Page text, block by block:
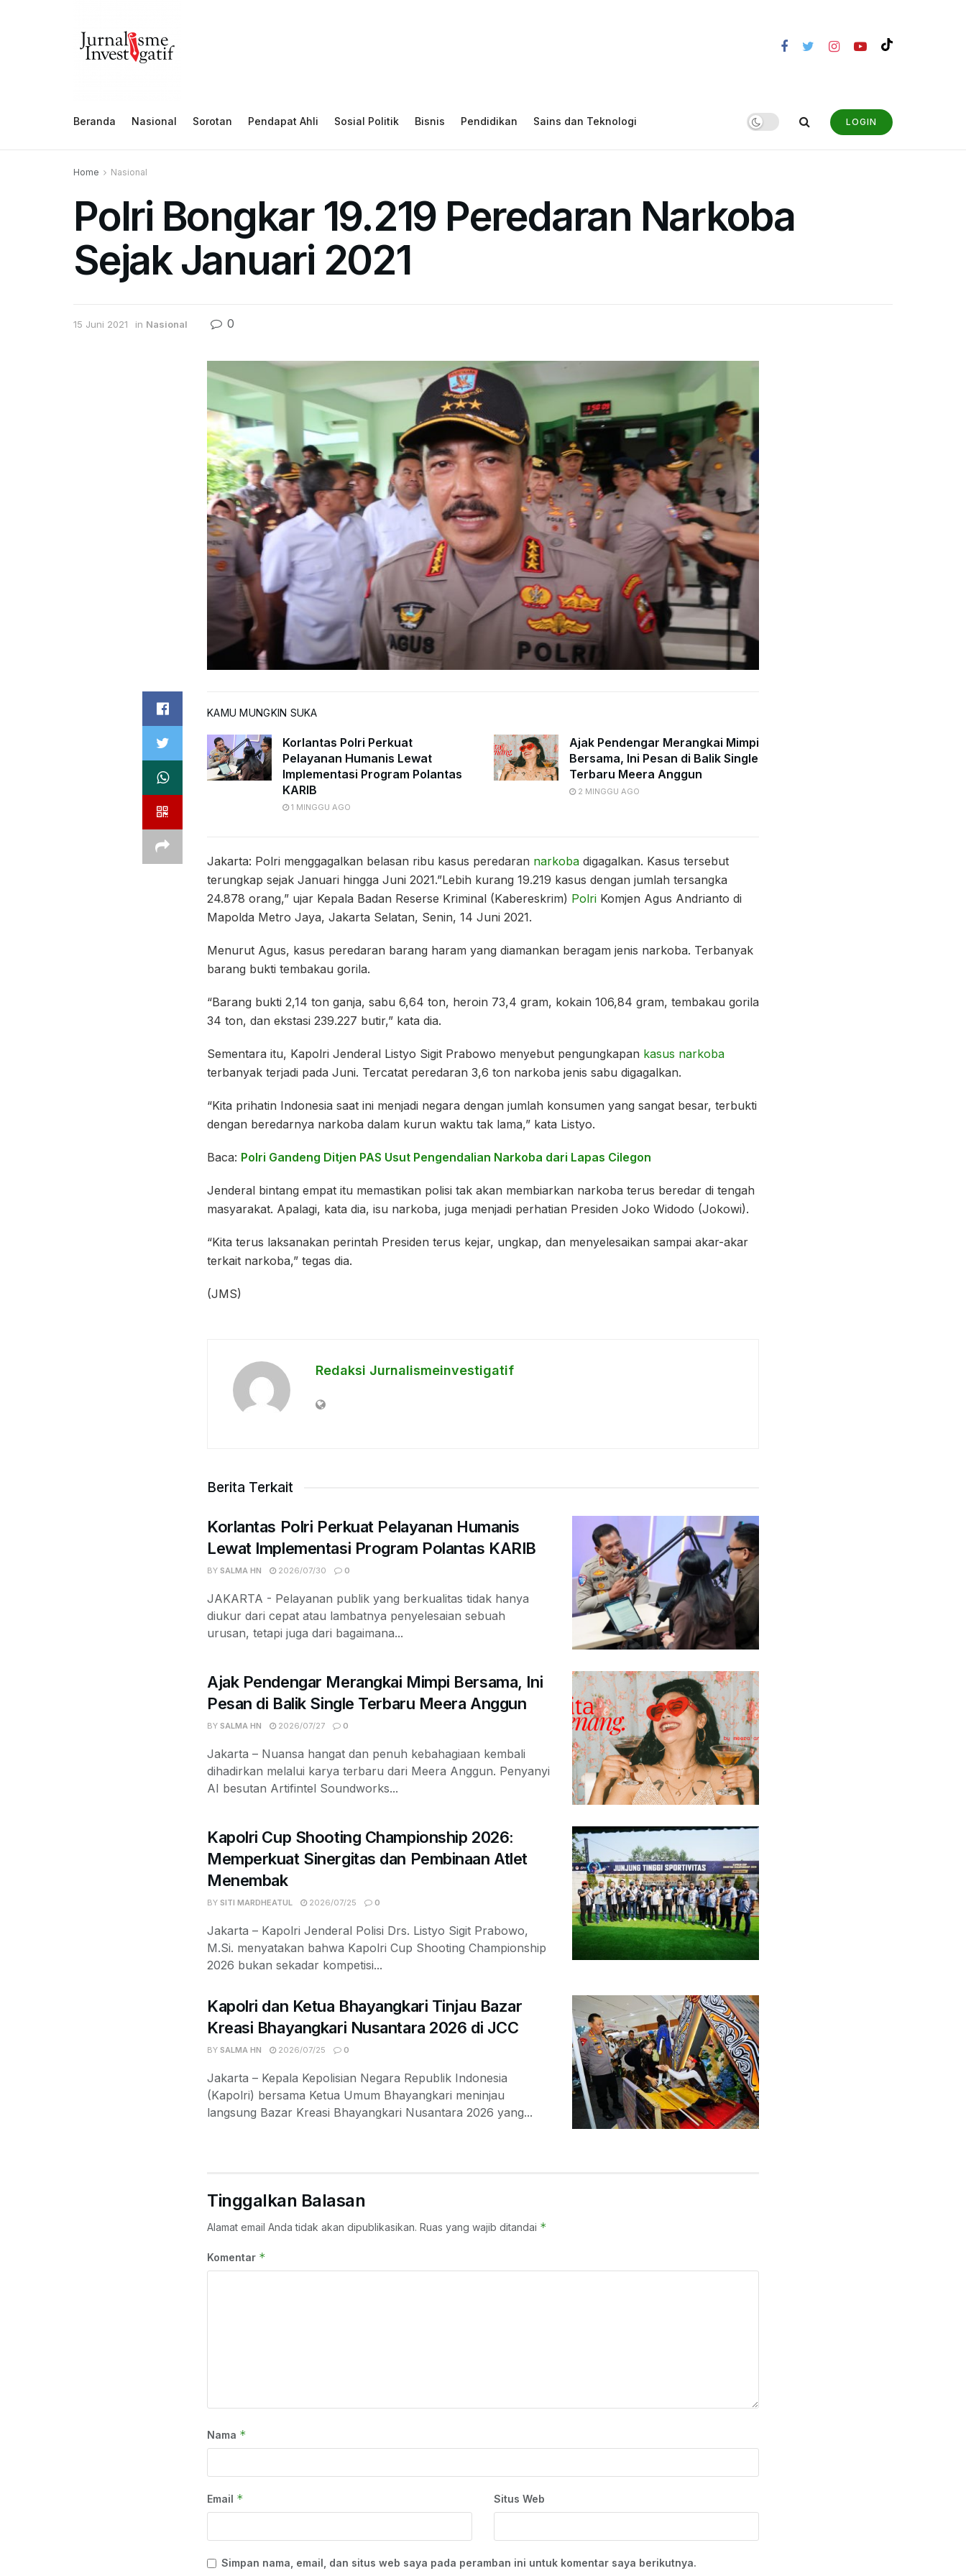
Beranda Nasional Sorotan Pendapat Ahli Sosial Politik Bisnis Pendidikan Sains dan Teknologi LOGIN
Home Nasional
Polri Bongkar 19.219 Peredaran Narkoba
Sejak Januari 2021
15 Juni 2021 in Nasional 0
KAMU MUNGKIN SUKA
Korlantas Polri Perkuat
Pelayanan Humanis Lewat
Implementasi Program Polantas
KARIB
1 MINGGU AGO
Ajak Pendengar Merangkai Mimpi
Bersama, Ini Pesan di Balik Single
Terbaru Meera Anggun
2 MINGGU AGO
Jakarta: Polri menggagalkan belasan ribu kasus peredaran narkoba digagalkan. Kasus tersebut
terungkap sejak Januari hingga Juni 2021.”Lebih kurang 19.219 kasus dengan jumlah tersangka
24.878 orang,” ujar Kepala Badan Reserse Kriminal (Kabereskrim) Polri Komjen Agus Andrianto di
Mapolda Metro Jaya, Jakarta Selatan, Senin, 14 Juni 2021.
Menurut Agus, kasus peredaran barang haram yang diamankan beragam jenis narkoba. Terbanyak
barang bukti tembakau gorila.
“Barang bukti 2,14 ton ganja, sabu 6,64 ton, heroin 73,4 gram, kokain 106,84 gram, tembakau gorila
34 ton, dan ekstasi 239.227 butir,” kata dia.
Sementara itu, Kapolri Jenderal Listyo Sigit Prabowo menyebut pengungkapan kasus narkoba
terbanyak terjadi pada Juni. Tercatat peredaran 3,6 ton narkoba jenis sabu digagalkan.
“Kita prihatin Indonesia saat ini menjadi negara dengan jumlah konsumen yang sangat besar, terbukti
dengan beredarnya narkoba dalam kurun waktu tak lama,” kata Listyo.
Baca: Polri Gandeng Ditjen PAS Usut Pengendalian Narkoba dari Lapas Cilegon
Jenderal bintang empat itu memastikan polisi tak akan membiarkan narkoba terus beredar di tengah
masyarakat. Apalagi, kata dia, isu narkoba, juga menjadi perhatian Presiden Joko Widodo (Jokowi).
“Kita terus laksanakan perintah Presiden terus kejar, ungkap, dan menyelesaikan sampai akar-akar
terkait narkoba,” tegas dia.
(JMS)
Redaksi Jurnalismeinvestigatif
Berita Terkait
Korlantas Polri Perkuat Pelayanan Humanis
Lewat Implementasi Program Polantas KARIB
BY SALMA HN 2026/07/30 0
JAKARTA - Pelayanan publik yang berkualitas tidak hanya
diukur dari cepat atau lambatnya penyelesaian sebuah
urusan, tetapi juga dari bagaimana...
Ajak Pendengar Merangkai Mimpi Bersama, Ini
Pesan di Balik Single Terbaru Meera Anggun
BY SALMA HN 2026/07/27 0
Jakarta – Nuansa hangat dan penuh kebahagiaan kembali
dihadirkan melalui karya terbaru dari Meera Anggun. Penyanyi
AI besutan Artifintel Soundworks...
Kapolri Cup Shooting Championship 2026:
Memperkuat Sinergitas dan Pembinaan Atlet
Menembak
BY SITI MARDHEATUL 2026/07/25 0
Jakarta – Kapolri Jenderal Polisi Drs. Listyo Sigit Prabowo,
M.Si. menyatakan bahwa Kapolri Cup Shooting Championship
2026 bukan sekadar kompetisi...
Kapolri dan Ketua Bhayangkari Tinjau Bazar
Kreasi Bhayangkari Nusantara 2026 di JCC
BY SALMA HN 2026/07/25 0
Jakarta – Kepala Kepolisian Negara Republik Indonesia
(Kapolri) bersama Ketua Umum Bhayangkari meninjau
langsung Bazar Kreasi Bhayangkari Nusantara 2026 yang...
Tinggalkan Balasan
Alamat email Anda tidak akan dipublikasikan. Ruas yang wajib ditandai *
Komentar *
Nama *
Email * Situs Web
Simpan nama, email, dan situs web saya pada peramban ini untuk komentar saya berikutnya.